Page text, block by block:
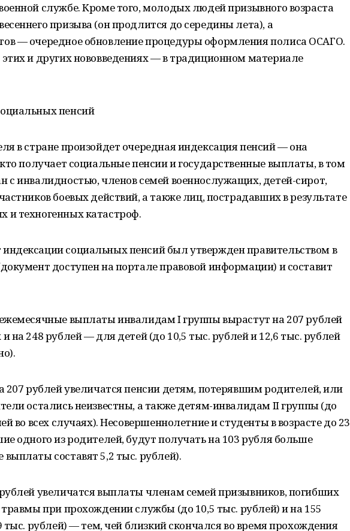
службе. Кроме того, молодых людей призывного возраста
призыва (он продлится до середины лета), а
— очередное обновление процедуры оформления полиса ОСАГО.
и других нововведениях — в традиционном материале
пенсий
в стране произойдет очередная индексация пенсий — она
кто получает социальные пенсии и государственные выплаты, в том
с инвалидностью, членов семей военнослужащих, детей-сирот,
боевых действий, а также лиц, пострадавших в результате
и техногенных катастроф.
социальных пенсий был утвержден правительством в
доступен на портале правовой информации) и составит
выплаты инвалидам I группы вырастут на 207 рублей
на 248 рублей — для детей (до 10,5 тыс. рублей и 12,6 тыс. рублей
207 рублей увеличатся пенсии детям, потерявшим родителей, или
остались неизвестны, а также детям-инвалидам II группы (до
во всех случаях). Несовершеннолетние и студенты в возрасте до 23
одного из родителей, будут получать на 103 рубля больше
составят 5,2 тыс. рублей).
увеличатся выплаты членам семей призывников, погибших
травмы при прохождении службы (до 10,5 тыс. рублей) и на 155
тыс. рублей) — тем, чей близкий скончался во время прохождения